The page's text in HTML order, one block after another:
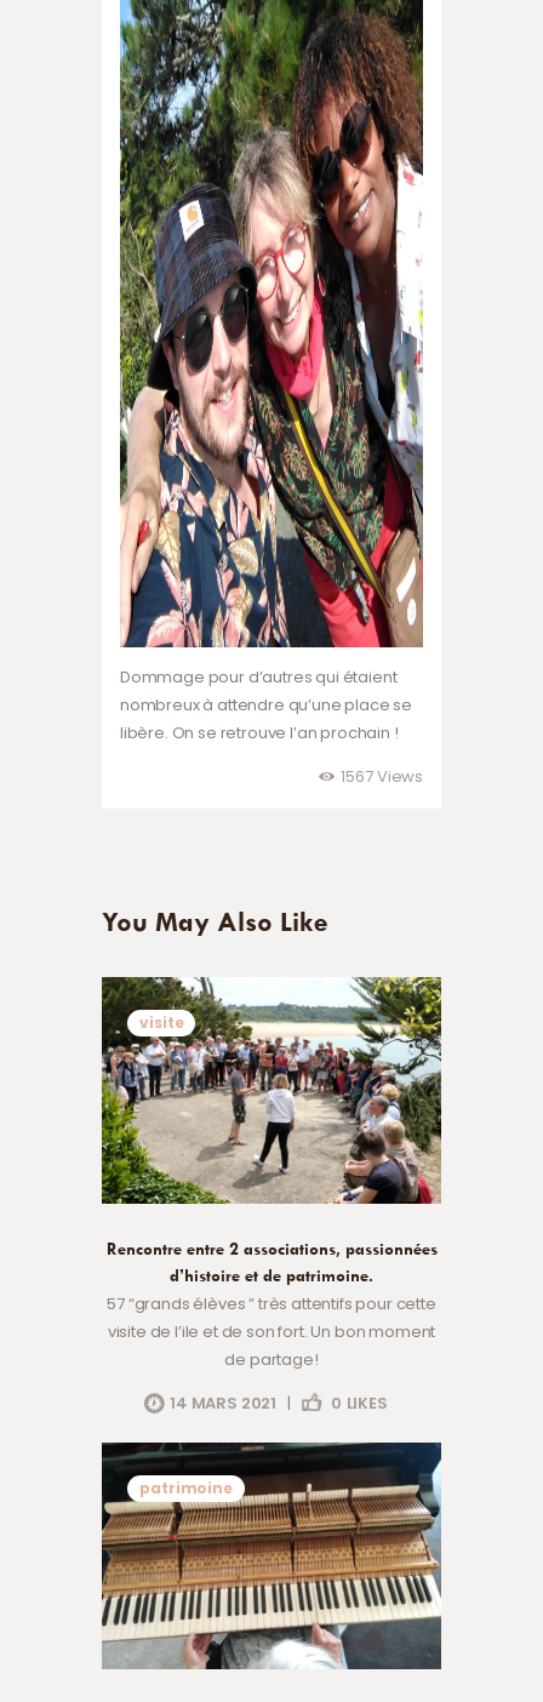
Dommage pour d’autres qui étaient
nombreux à attendre qu’une place se
libère. On se retrouve l’an prochain !
1567Views
You May Also Like
visite
Rencontre entre 2 associations, passionnées
d’histoire et de patrimoine.
57 “grands élèves ” très attentifs pour cette
visite de l’ile et de son fort. Un bon moment
de partage!
14 MARS 2021 | 0 LIKES
patrimoine